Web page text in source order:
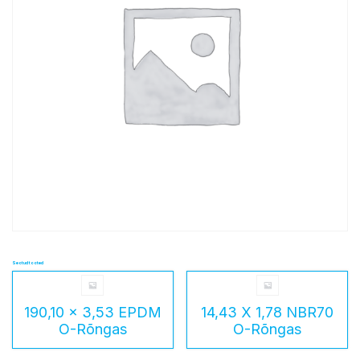
Seotud tooted
190,10 x 3,53 EPDM
O-Rõngas
14,43 X 1,78 NBR70
O-Rõngas